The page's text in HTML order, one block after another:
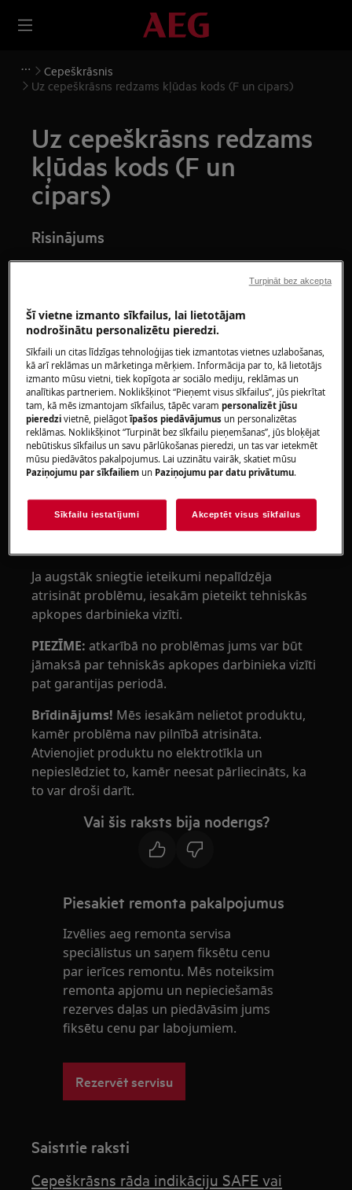
Cepeškrāsnis
Uz cepeškrāsns redzams kļūdas kods (F un cipars)
Uz cepeškrāsns redzams
kļūdas kods (F un
cipars)
Risinājums
Problēma:
un cipars)
Uz cepeškrāsns redzams kļūdas kods F908
Attiecas uz:
iebūvēta cepeškrāsns
Risinājums:
1. Izslēdziet cepeškrāsni, izmantojot mājas
elektrosistēmas drošinātāju vai drošinātāju
kārbas aizsargslēdzi, un tad atkal ieslēdziet
Ja augstāk sniegtie ieteikumi nepalīdzēja
atrisināt problēmu, iesakām pieteikt tehniskās
apkopes darbinieka vizīti.
PIEZĪME: atkarībā no problēmas jums var būt
jāmaksā par tehniskās apkopes darbinieka vizīti
pat garantijas periodā.
Brīdinājums! Mēs iesakām nelietot produktu,
kamēr problēma nav pilnībā atrisināta.
Atvienojiet produktu no elektrotīkla un
nepieslēdziet to, kamēr neesat pārliecināts, ka
to var droši darīt.
Vai šis raksts bija noderīgs?
Piesakiet remonta pakalpojumus
Izvēlies aeg remonta servisa
speciālistus un saņem fiksētu cenu
par ierīces remontu. Mēs noteiksim
remonta apjomu un nepieciešamās
rezerves daļas un piedāvāsim jums
fiksētu cenu par labojumiem.
Rezervēt servisu
Saistītie raksti
Cepeškrāsns rāda indikāciju SAFE vai
Šī vietne izmanto sīkfailus, lai lietotājam
nodrošinātu personalizētu pieredzi.
Sīkfaili un citas līdzīgas tehnoloģijas tiek izmantotas vietnes uzlabošanas,
kā arī reklāmas un mārketinga mērķiem. Informācija par to, kā lietotājs
izmanto mūsu vietni, tiek kopīgota ar sociālo mediju, reklāmas un
analītikas partneriem. Noklikšķinot “Pieņemt visus sīkfailus”, jūs piekrītat
tam, kā mēs izmantojam sīkfailus, tāpēc varampersonalizēt jūsu
pieredzivietnē, pielāgotīpašos piedāvājumus un personalizētas
reklāmas. Noklikšķinot “Turpināt bez sīkfailu pieņemšanas”, jūs bloķējat
nebūtiskus sīkfailus un savu pārlūkošanas pieredzi, un tas var ietekmēt
mūsu piedāvātos pakalpojumus. Lai uzzinātu vairāk, skatiet mūsu
Paziņojumu par sīkfailiem un Paziņojumu par datu privātumu.
Sīkfailu iestatījumi Akceptēt visus sīkfailus
Turpināt bez akcepta